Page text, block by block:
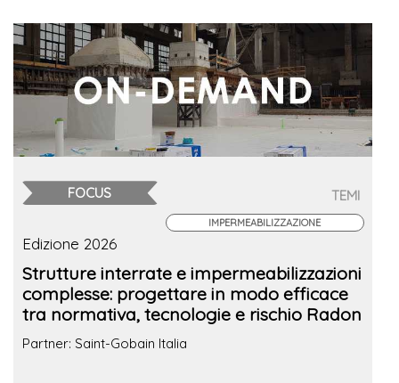
FOCUS TEMI
IMPERMEABILIZZAZIONE
Edizione 2026
Strutture interrate e impermeabilizzazioni
complesse: progettare in modo efficace
tra normativa, tecnologie e rischio Radon
Partner: Saint-Gobain Italia